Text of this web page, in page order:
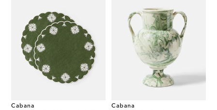
Cabana
Cabana